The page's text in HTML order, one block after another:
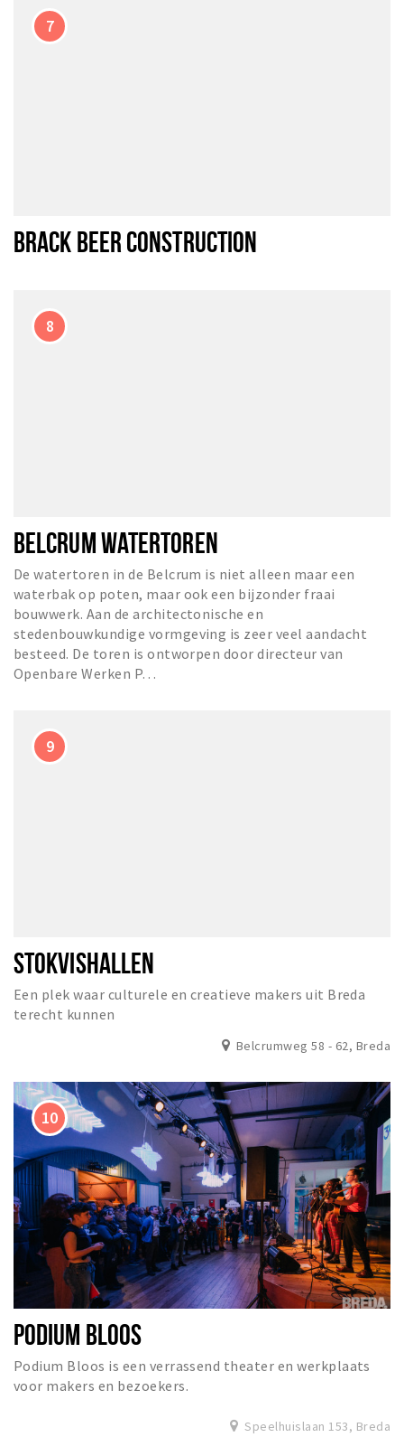
BRACK BEER CONSTRUCTION
BELCRUM WATERTOREN
De watertoren in de Belcrum is niet alleen maar een
waterbak op poten, maar ook een bijzonder fraai
bouwwerk. Aan de architectonische en
stedenbouwkundige vormgeving is zeer veel aandacht
besteed. De toren is ontworpen door directeur van
Openbare Werken P…
STOKVISHALLEN
Een plek waar culturele en creatieve makers uit Breda
terecht kunnen
Belcrumweg 58 - 62, Breda
PODIUM BLOOS
Podium Bloos is een verrassend theater en werkplaats
voor makers en bezoekers.
Speelhuislaan 153, Breda